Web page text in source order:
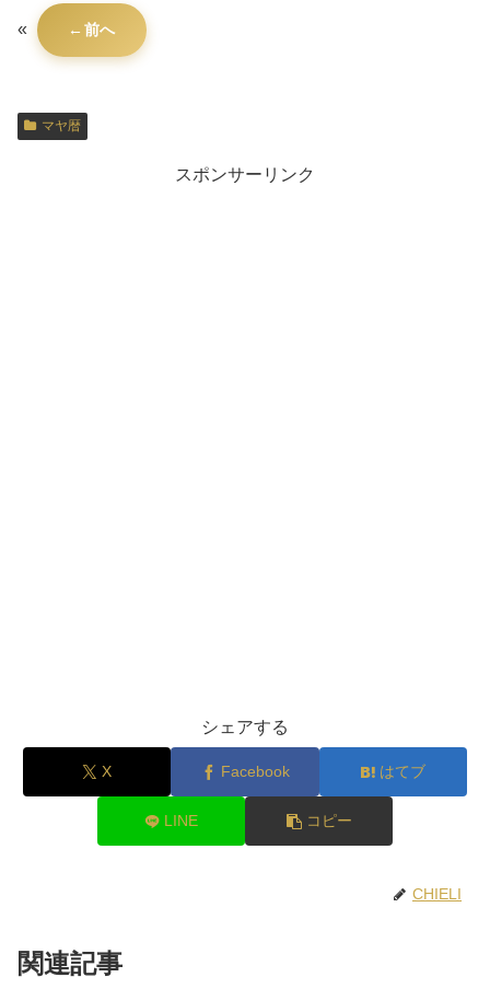
« 前へ
マヤ暦
スポンサーリンク
シェアする
X Facebook はてブ
LINE コピー
CHIELI
関連記事